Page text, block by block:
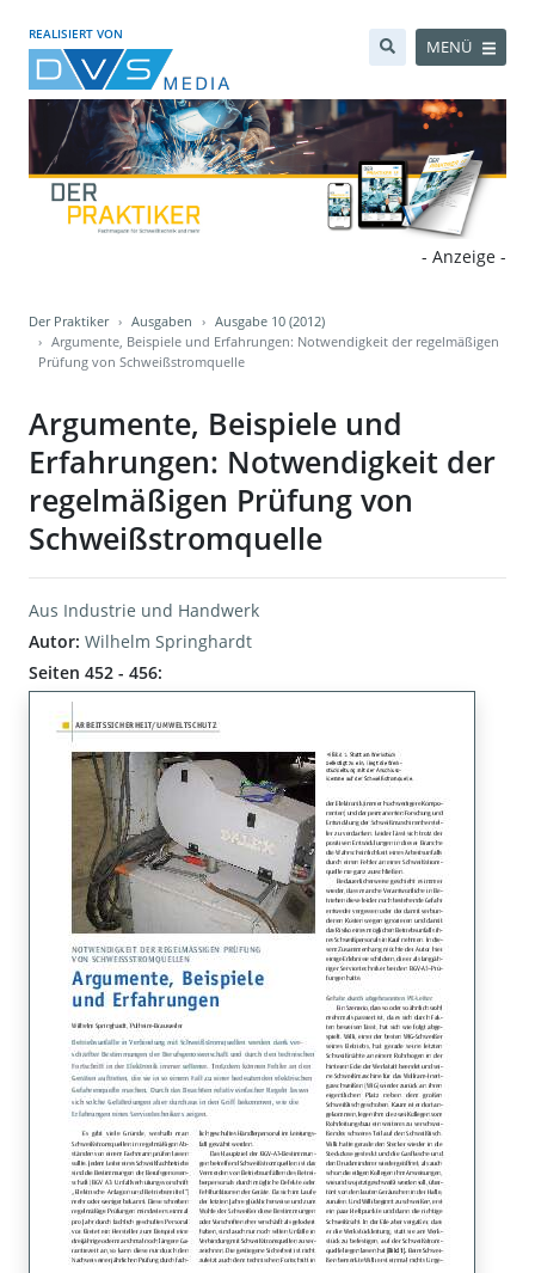
REALISIERT VON
MENÜ
- Anzeige -
Der Praktiker Ausgaben
Ausgabe 10 (2012)
Argumente, Beispiele und Erfahrungen: Notwendigkeit der regelmäßigen
Prüfung von Schweißstromquelle
Argumente, Beispiele und
Erfahrungen: Notwendigkeit der
regelmäßigen Prüfung von
Schweißstromquelle
Aus Industrie und Handwerk
Autor: Wilhelm Springhardt
Seiten 452 - 456: